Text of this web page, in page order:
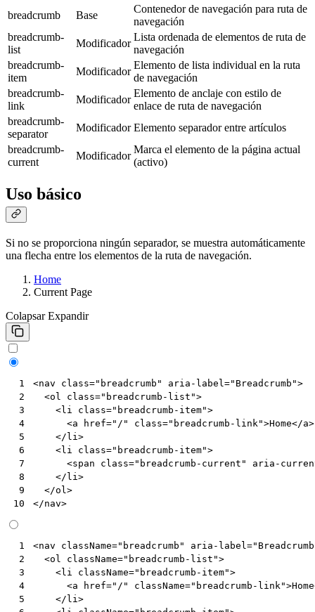
breadcrumb
Base
Contenedor de navegación para ruta de
navegación
breadcrumb-
list
Modificador
Lista ordenada de elementos de ruta de
navegación
breadcrumb-
item
Modificador
Elemento de lista individual en la ruta
de navegación
breadcrumb-
link
Modificador
Elemento de anclaje con estilo de
enlace de ruta de navegación
breadcrumb-
separator
Modificador Elemento separador entre artículos
breadcrumb-
current
Modificador
Marca el elemento de la página actual
(activo)
Uso básico
Si no se proporciona ningún separador, se muestra automáticamente
una flecha entre los elementos de la ruta de navegación.
Home
Current Page
Colapsar Expandir
1
2
3
4
5
6
7
8
9
10
<nav class="breadcrumb" aria-label ="Breadcrumb">
<ol class="breadcrumb-list">
<li class="breadcrumb-item">
<a href="/" class="breadcrumb-link">Home</a>
</li >
<li class="breadcrumb-item">
<span class="breadcrumb-current"
aria-
</li >
</ol >
</nav>
1
2
3
4
5
<nav className="breadcrumb" aria-label =
<ol className="breadcrumb-list">
<li className="breadcrumb-item">
<a href="/" className="breadcrumb-link">Home
</li >